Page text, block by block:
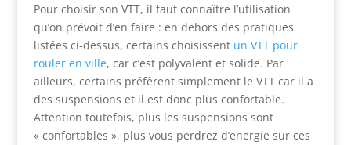
Pour choisir son VTT, il faut connaître l’utilisation
qu’on prévoit d’en faire : en dehors des pratiques
listées ci-dessus, certains choisissent un VTT pour
rouler en ville, car c’est polyvalent et solide. Par
ailleurs, certains préfèrent simplement le VTT car il a
des suspensions et il est donc plus confortable.
Attention toutefois, plus les suspensions sont
« confortables », plus vous perdrez d’energie sur ces